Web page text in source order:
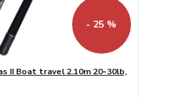
- 25 %
II Boat travel 2.10m 20-30lb,